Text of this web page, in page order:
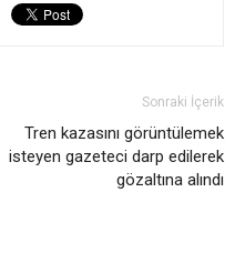
Sonraki İçerik
Tren kazasını görüntülemek
isteyen gazeteci darp edilerek
gözaltına alındı